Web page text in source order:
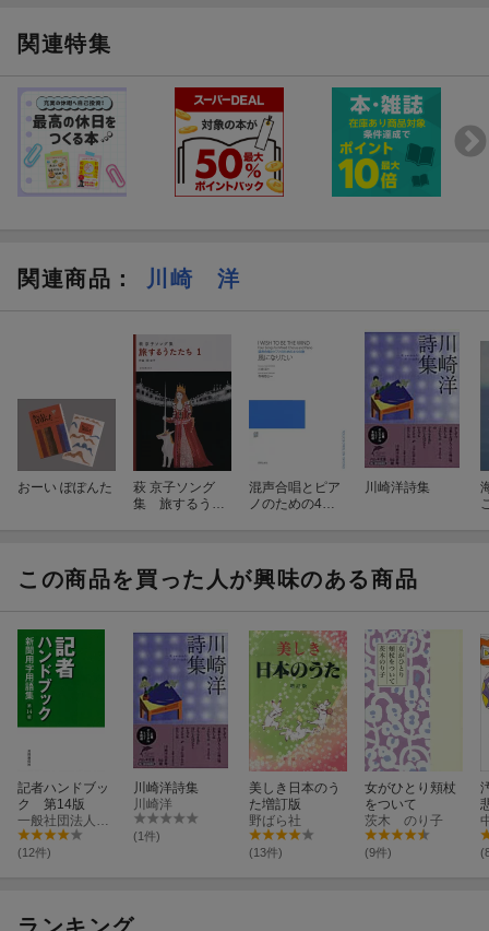
関連特集
関連商品 ： 川崎 洋
おーい ぽぽんた
萩 京子ソング
集 旅するうた
混声合唱とピア
ノのための4つ
川崎洋詩集
この商品を買った人が興味のある商品
記者ハンドブッ
ク 第14版
(12件)
川崎洋詩集
川崎洋
(1件)
美しき日本のう
た増訂版
野ばら社
(13件)
女がひとり頬杖
をついて
茨木 のり子
(9件)